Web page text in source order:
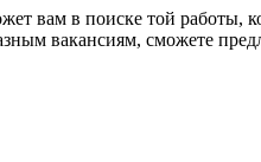
вам в поиске той работы,
вакансиям, сможете